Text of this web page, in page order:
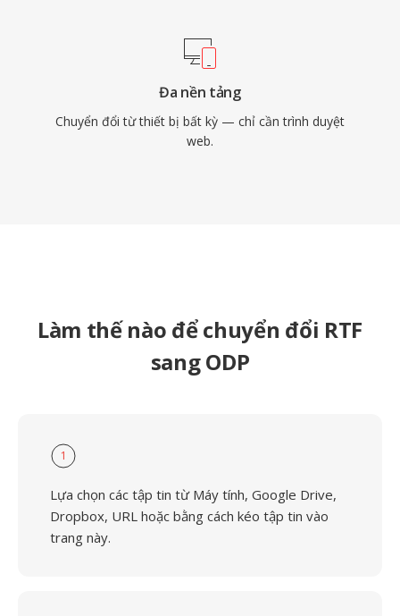
Đa nền tảng
Chuyển đổi từ thiết bị bất kỳ — chỉ cần trình duyệt
web.
Làm thế nào để chuyển đổi RTF
sang ODP
1
Lựa chọn các tập tin từ Máy tính, Google Drive,
Dropbox, URL hoặc bằng cách kéo tập tin vào
trang này.